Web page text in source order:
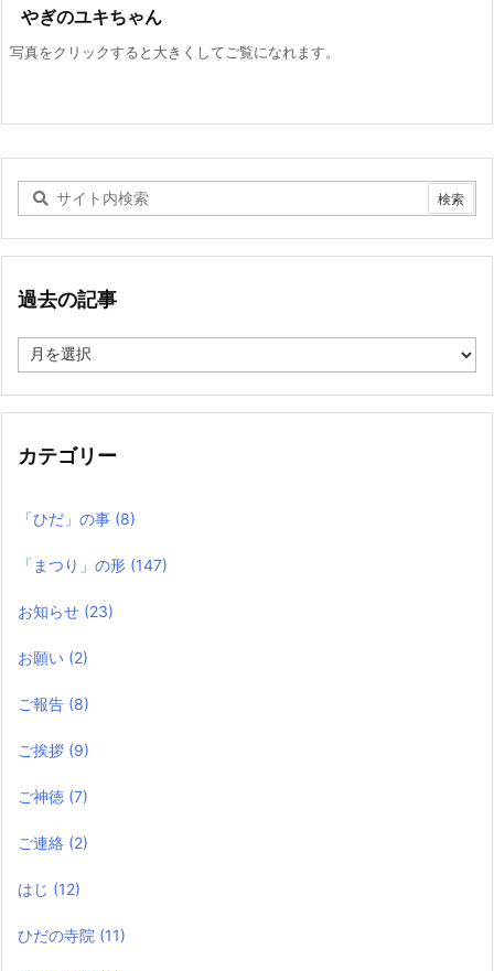
やぎのユキちゃん
写真をクリックすると大きくしてご覧になれます。
過去の記事
去
記
カテゴリー
「ひだ」の事 (8)
「まつり」の形 (147)
お知らせ (23)
お願い (2)
ご報告 (8)
ご挨拶 (9)
ご神徳 (7)
ご連絡 (2)
はじ (12)
ひだの寺院 (11)